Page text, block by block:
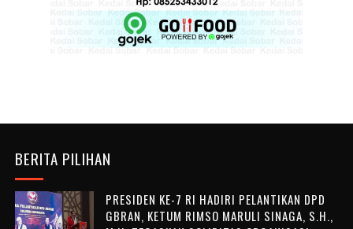
BERITA PILIHAN
PRESIDEN KE-7 RI HADIRI PELANTIKAN DPD
GBRAN, KETUM RIMSO MARULI SINAGA, S.H.,